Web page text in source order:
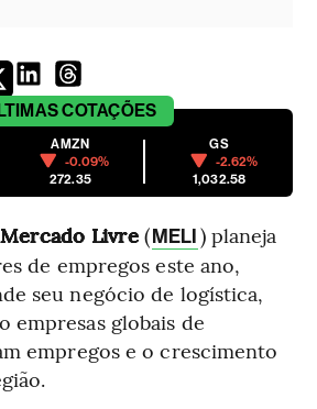
COTAÇÕES
AMZN
-0.09%
272.35
GS
-2.62%
1,032.58
Mercado Livre(MELI) planeja
de empregos este ano,
seu negócio de logística,
empresas globais de
empregos e o crescimento